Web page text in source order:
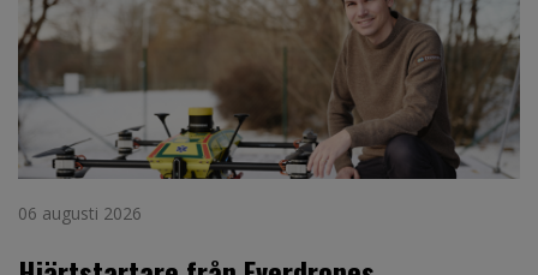
06 augusti 2026